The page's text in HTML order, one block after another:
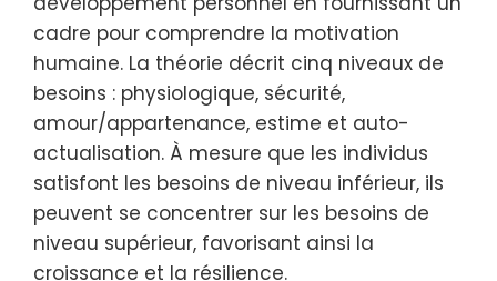
cadre pour comprendre la motivation
humaine. La théorie décrit cinq niveaux de
besoins : physiologique, sécurité,
amour/appartenance, estime et auto-
actualisation. À mesure que les individus
satisfont les besoins de niveau inférieur, ils
peuvent se concentrer sur les besoins de
niveau supérieur, favorisant ainsi la
croissance et la résilience.